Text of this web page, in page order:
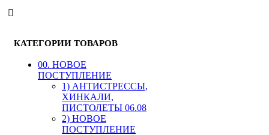
КАТЕГОРИИ ТОВАРОВ
00. HОВОЕ
ПОСТУПЛЕНИЕ
1) АНТИСТРЕССЫ,
ХИНКАЛИ,
ПИСТОЛЕТЫ 06.08
2) НОВОЕ
ПОСТУПЛЕНИЕ